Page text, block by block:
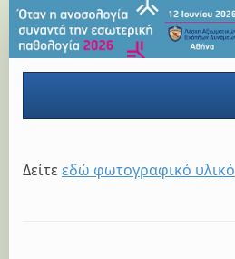
Δείτε εδώ φωτογραφικό υλικό